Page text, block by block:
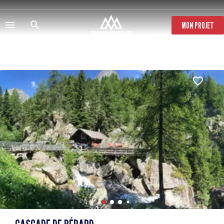
Aller
au
contenu
principal
MON PROJET